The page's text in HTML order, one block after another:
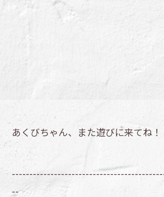
あくびちゃん、また遊びに来てね！
--